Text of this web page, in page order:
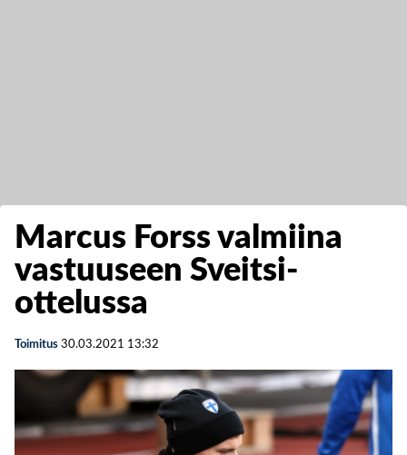
Marcus Forss valmiina
vastuuseen Sveitsi-
ottelussa
Toimitus 30.03.2021 13:32